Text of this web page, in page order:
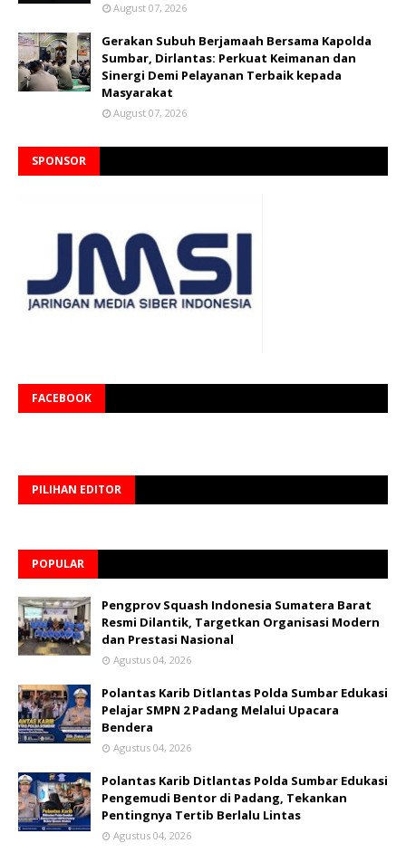
August 07, 2026
Gerakan Subuh Berjamaah Bersama Kapolda
Sumbar, Dirlantas: Perkuat Keimanan dan
Sinergi Demi Pelayanan Terbaik kepada
Masyarakat
August 07, 2026
SPONSOR
FACEBOOK
PILIHAN EDITOR
POPULAR
Pengprov Squash Indonesia Sumatera Barat
Resmi Dilantik, Targetkan Organisasi Modern
dan Prestasi Nasional
Agustus 04, 2026
Polantas Karib Ditlantas Polda Sumbar Edukasi
Pelajar SMPN 2 Padang Melalui Upacara
Bendera
Agustus 04, 2026
Polantas Karib Ditlantas Polda Sumbar Edukasi
Pengemudi Bentor di Padang, Tekankan
Pentingnya Tertib Berlalu Lintas
Agustus 04, 2026